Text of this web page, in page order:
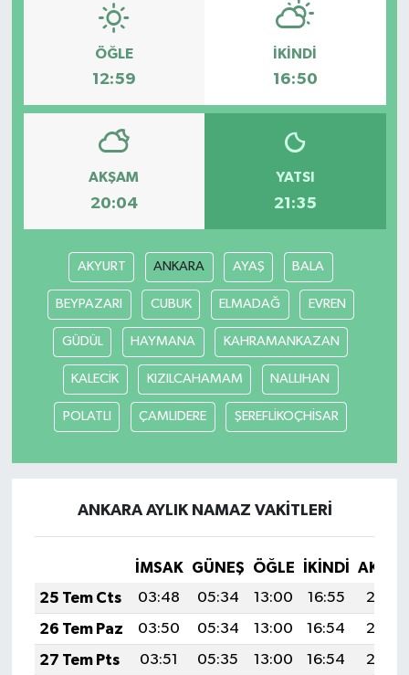
ÖĞLE
12:59
İKINDI
16:50
AKŞAM
20:04
YATSI
21:35
AKYURT ANKARA AYAŞ BALA
BEYPAZARI CUBUK ELMADAĞ EVREN
GÜDÜL HAYMANA KAHRAMANKAZAN
KALECİK KIZILCAHAMAM NALLIHAN
POLATLI ÇAMLIDERE ŞEREFLİKOÇHİSAR
ANKARA AYLIK NAMAZ VAKITLERI
İMSAK GÜNEŞ ÖĞLE İKINDI
25 Tem Cts
03:48 05:34 13:00 16:55
20:17
26 Tem Paz
03:50 05:34 13:00 16:54
20:16
27 Tem Pts
03:51 05:35 13:00 16:54
20:15